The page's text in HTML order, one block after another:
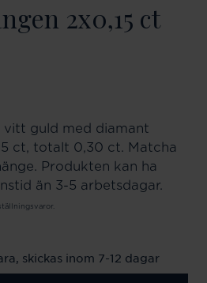
2x0,15 ct
vitt guld med diamant
ct, totalt 0,30 ct. Matcha
Produkten kan ha
än 3-5 arbetsdagar.
skickas inom 7-12 dagar